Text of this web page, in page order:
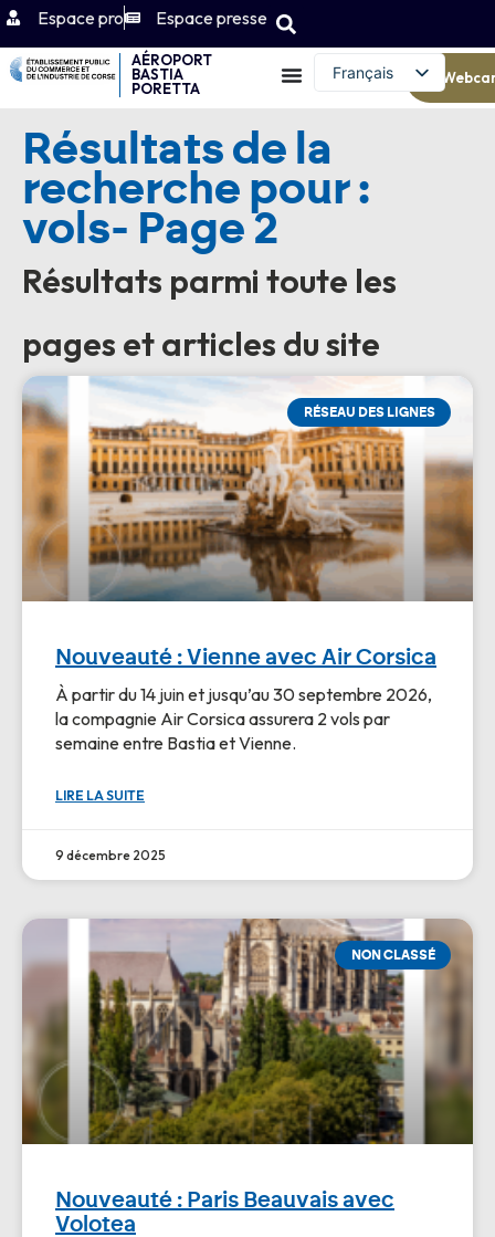
Espace pro Espace presse
AÉROPORT
BASTIA
PORETTA
Français
Résultats de la
recherche pour :
vols- Page 2
Résultats parmi toute les
pages et articles du site
RÉSEAU DES LIGNES
Nouveauté : Vienne avec Air Corsica
À partir du 14 juin et jusqu’au 30 septembre 2026,
la compagnie Air Corsica assurera 2 vols par
semaine entre Bastia et Vienne.
LIRE LA SUITE
9 décembre 2025
NON CLASSÉ
Nouveauté : Paris Beauvais avec
Volotea